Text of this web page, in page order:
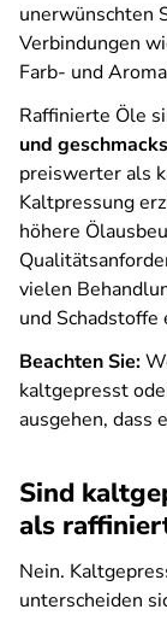
unerwünschten
Verbindungen
Farb- und
Raffinierte Öle
und
preiswerter als
Kaltpressung
höhere
vielen
und Schadstoffe
Beachten Sie:
kaltgepresst
ausgehen, dass
Sind
als
Nein.
unterscheiden